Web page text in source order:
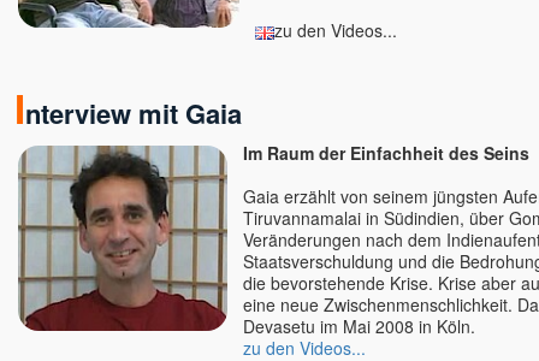
zu den Videos...
Interview mit Gaia
Im Raum der Einfachheit des Seins
Gaia erzählt von seinem jüngsten
Tiruvannamalai in Südindien, über
Veränderungen nach dem
Staatsverschuldung und die
die bevorstehende Krise. Krise aber
eine neue Zwischenmenschlichkeit.
Devasetu im Mai 2008 in Köln.
zu den Videos...